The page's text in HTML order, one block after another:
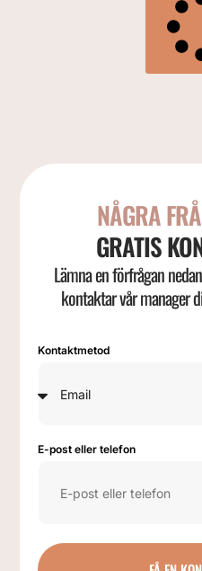
NÅGRA
GRATIS
Lämna en förfrågan
kontaktar vår manager
Kontaktmetod
E-post eller telefon